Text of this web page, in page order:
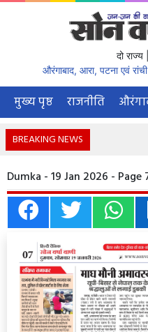
दो
औरंगाबाद, आरा, पटना एवं
मुख्य पृष्ठ राजनीति
BREAKING NEWS
Dumka - 19 Jan 2026 - Page